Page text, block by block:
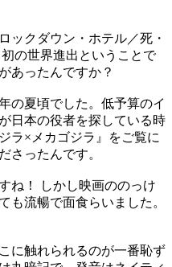
ックダウン・ホテル／死・
の世界進出ということで
あったんですか？
の夏頃でした。低予算のイ
日本の役者を探している時
ラ×メカゴジラ』をご覧に
さったんです。
ね！ しかし映画ののっけ
も流暢で面食らいました。
に触れられるのが一番恥ず